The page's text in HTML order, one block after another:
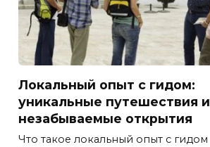
Локальный опыт с гидом:
уникальные путешествия и
незабываемые открытия
Что такое локальный опыт с гидом